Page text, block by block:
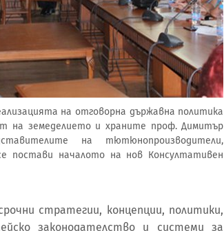
на отговорна държавна политика
на земеделието и храните проф. Димитър
на тютюнопроизводители,
постави началото на нов Консултативен
стратегии, концепции, политики,
законодателство и системи за